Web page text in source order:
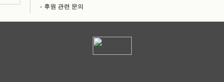
후원 관련 문의